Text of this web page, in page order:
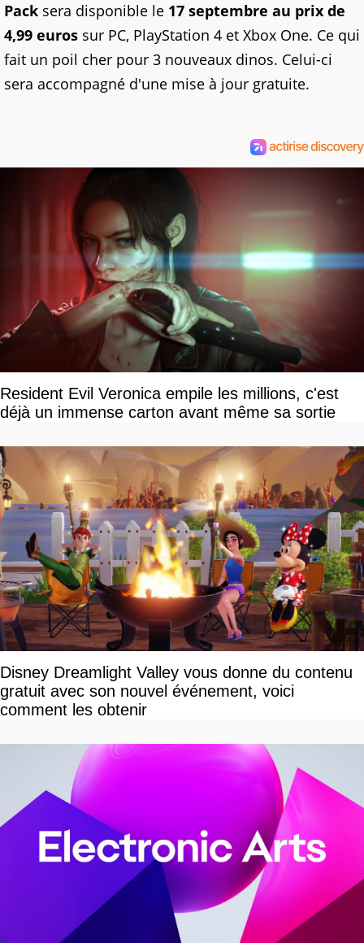
Pack sera disponible le 17 septembre au prix de
4,99 euros sur PC, PlayStation 4 et Xbox One. Ce qui
fait un poil cher pour 3 nouveaux dinos. Celui-ci
sera accompagné d'une mise à jour gratuite.
Resident Evil Veronica empile les millions, c'est
déjà un immense carton avant même sa sortie
Disney Dreamlight Valley vous donne du contenu
gratuit avec son nouvel événement, voici
comment les obtenir